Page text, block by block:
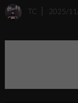
1,000 c.c.賽車引擎
車的研發上。
TC 2025/